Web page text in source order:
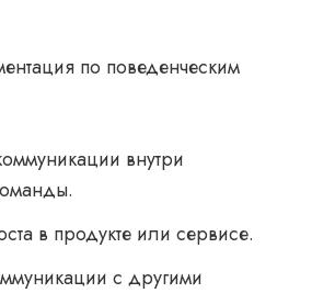
по поведенческим
внутри
в продукте или сервисе.
с другими